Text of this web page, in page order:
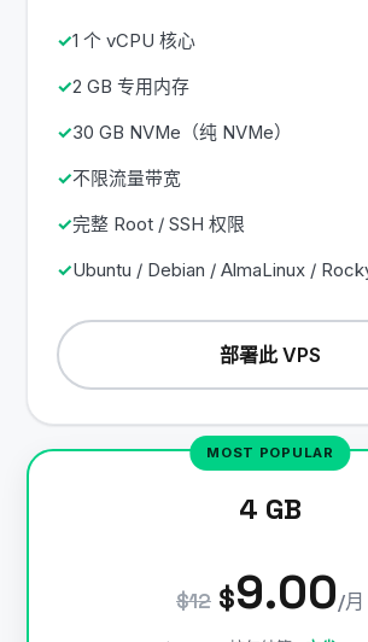
1 个 vCPU 核心
2 GB 专用内存
30 GB NVMe（纯 NVMe）
不限流量带宽
完整 Root / SSH 权限
Ubuntu / Debian / AlmaLinux /
部署此 VPS
4 GB
$12 $9.00/月